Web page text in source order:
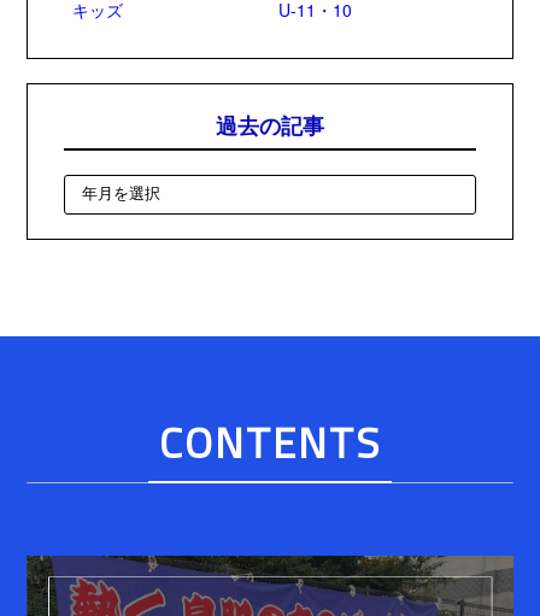
キッズ
U-11・10
過去の記事
CONTENTS